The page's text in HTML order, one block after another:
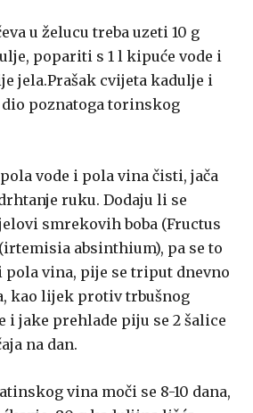
u želucu treba uzeti 10 g
popariti s 1 l kipuće vode i
jela.Prašak cvijeta kadulje i
poznatoga torinskog
vode i pola vina čisti, jača
ruku. Dodaju li se
smrekovih boba (Fructus
absinthium), pa se to
pola vina, pije se triput dnevno
kao lijek protiv trbušnog
i jake prehlade piju se 2 šalice
na dan.
vina moči se 8-10 dana,